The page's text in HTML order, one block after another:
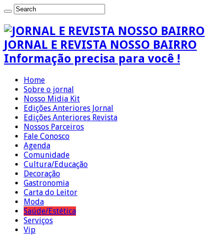
JORNAL E REVISTA NOSSO BAIRRO
Informação precisa para você !
Home
Sobre o jornal
Nosso Midia Kit
Edições Anteriores Jornal
Edições Anteriores Revista
Nossos Parceiros
Fale Conosco
Agenda
Comunidade
Cultura/Educação
Decoração
Gastronomia
Carta do Leitor
Moda
Saúde/Estética
Serviços
Vip